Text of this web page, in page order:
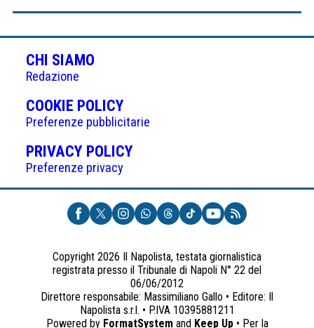
CHI SIAMO
Redazione
COOKIE POLICY(APRE
IN
UNA
NUOVA
Preferenze pubblicitarie
PRIVACY POLICY(APRE
UNA
NUOVA
SCHEDA)
Preferenze privacy
Copyright 2026 Il Napolista, testata giornalistica
registrata presso il Tribunale di Napoli N° 22 del
06/06/2012
Direttore responsabile: Massimiliano Gallo • Editore: Il
Napolista s.r.l. • P.IVA 10395881211
Powered by FormatSystemand Keep Up• Per la